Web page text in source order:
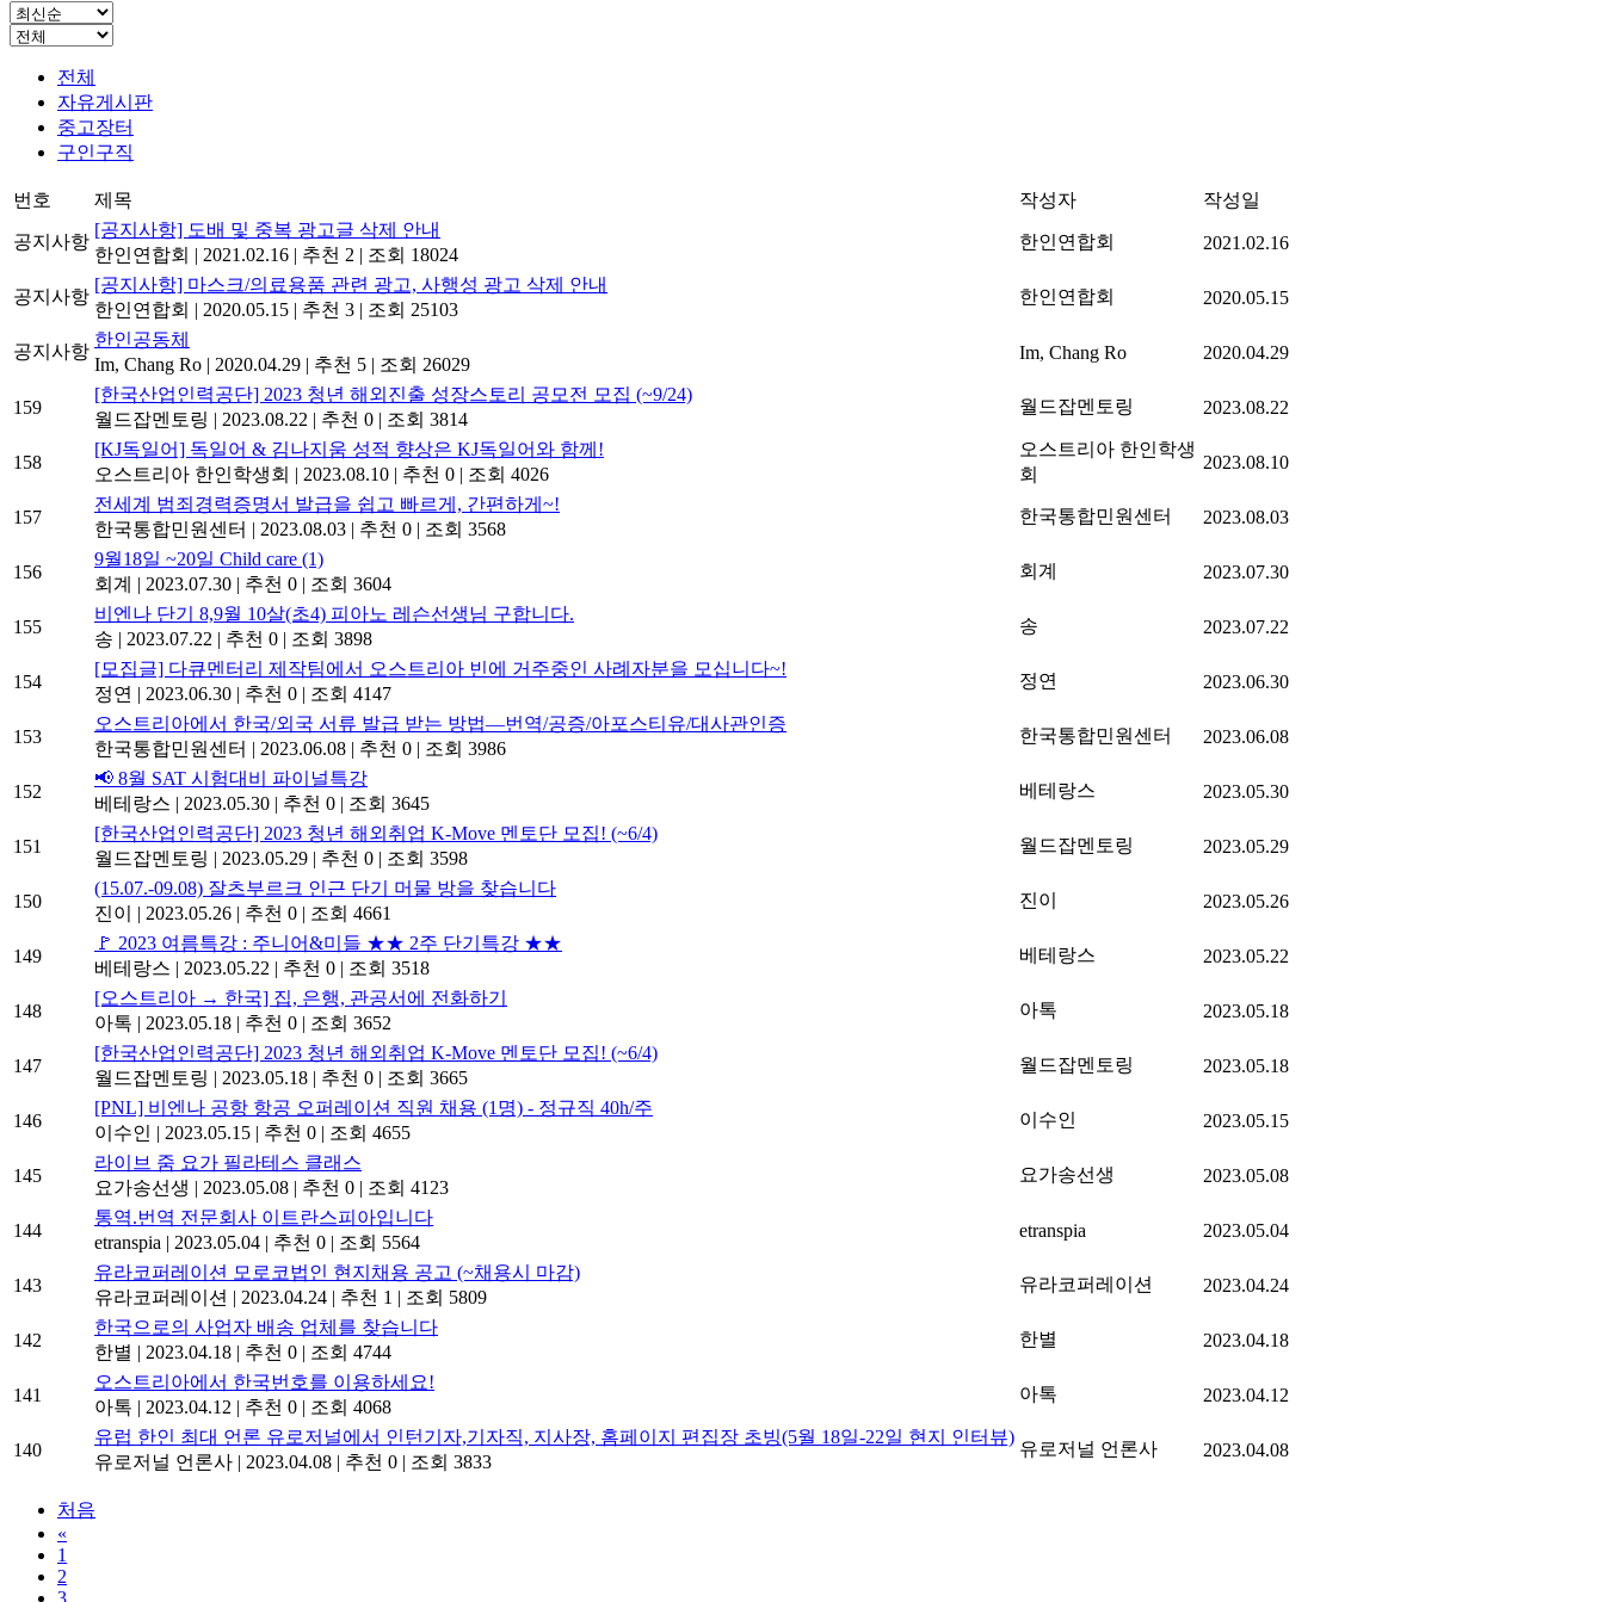
전체
자유게시판
중고장터
구인구직
번호 제목 작성자 작성일
공지사항
[공지사항] 도배 및 중복 광고글 삭제 안내
한인연합회
2021.02.16 추천 2 조회 18024
한인연합회 2021.02.16
공지사항
[공지사항] 마스크/의료용품 관련 광고, 사행성 광고 삭제 안내
한인연합회
2020.05.15 추천 3 조회 25103
한인연합회 2020.05.15
공지사항
한인공동체
Im, Chang Ro
2020.04.29 추천 5 조회 26029
Im, Chang Ro 2020.04.29
159
[한국산업인력공단] 2023 청년 해외진출 성장스토리 공모전 모집 (~9/24)
월드잡멘토링
2023.08.22 추천 0 조회 3814
월드잡멘토링 2023.08.22
158
[KJ독일어] 독일어 & 김나지움 성적 향상은 KJ독일어와 함께!
오스트리아 한인학생회
2023.08.10 추천 0 조회 4026
오스트리아 한인학생
회
2023.08.10
157
전세계 범죄경력증명서 발급을 쉽고 빠르게, 간편하게~!
한국통합민원센터
2023.08.03 추천 0 조회 3568
한국통합민원센터 2023.08.03
156
9월18일 ~20일 Child care (1)
회계
2023.07.30 추천 0 조회 3604
회계 2023.07.30
155
비엔나 단기 8,9월 10살(초4) 피아노 레슨선생님 구합니다.
송
2023.07.22 추천 0 조회 3898
송 2023.07.22
154
[모집글] 다큐멘터리 제작팀에서 오스트리아 빈에 거주중인 사례자분을 모십니다~!
정연
2023.06.30 추천 0 조회 4147
정연 2023.06.30
153
오스트리아에서 한국/외국 서류 발급 받는 방법―번역/공증/아포스티유/대사관인증
한국통합민원센터
2023.06.08 추천 0 조회 3986
한국통합민원센터 2023.06.08
152
📢 8월 SAT 시험대비 파이널특강
베테랑스
2023.05.30 추천 0 조회 3645
베테랑스 2023.05.30
151
[한국산업인력공단] 2023 청년 해외취업 K-Move 멘토단 모집! (~6/4)
월드잡멘토링
2023.05.29 추천 0 조회 3598
월드잡멘토링 2023.05.29
150
(15.07.-09.08) 잘츠부르크 인근 단기 머물 방을 찾습니다
진이
2023.05.26 추천 0 조회 4661
진이 2023.05.26
149
🚩 2023 여름특강 : 주니어&미들 ★★ 2주 단기특강 ★★
베테랑스
2023.05.22 추천 0 조회 3518
베테랑스 2023.05.22
148
[오스트리아 → 한국] 집, 은행, 관공서에 전화하기
아톡
2023.05.18 추천 0 조회 3652
아톡 2023.05.18
147
[한국산업인력공단] 2023 청년 해외취업 K-Move 멘토단 모집! (~6/4)
월드잡멘토링
2023.05.18 추천 0 조회 3665
월드잡멘토링 2023.05.18
146
[PNL] 비엔나 공항 항공 오퍼레이션 직원 채용 (1명) - 정규직 40h/주
이수인
2023.05.15 추천 0 조회 4655
이수인 2023.05.15
145
라이브 줌 요가 필라테스 클래스
요가송선생
2023.05.08 추천 0 조회 4123
요가송선생 2023.05.08
144
통역.번역 전문회사 이트란스피아입니다
etranspia
2023.05.04 추천 0 조회 5564
etranspia 2023.05.04
143
유라코퍼레이션 모로코법인 현지채용 공고 (~채용시 마감)
유라코퍼레이션
2023.04.24 추천 1 조회 5809
유라코퍼레이션 2023.04.24
142
한국으로의 사업자 배송 업체를 찾습니다
한별
2023.04.18 추천 0 조회 4744
한별 2023.04.18
141
오스트리아에서 한국번호를 이용하세요!
아톡
2023.04.12 추천 0 조회 4068
아톡 2023.04.12
140
유럽 한인 최대 언론 유로저널에서 인턴기자,기자직, 지사장, 홈페이지 편집장 초빙(5월 18일-22일 현지 인터뷰)
유로저널 언론사
2023.04.08 추천 0 조회 3833
유로저널 언론사 2023.04.08
처음
«
1
2